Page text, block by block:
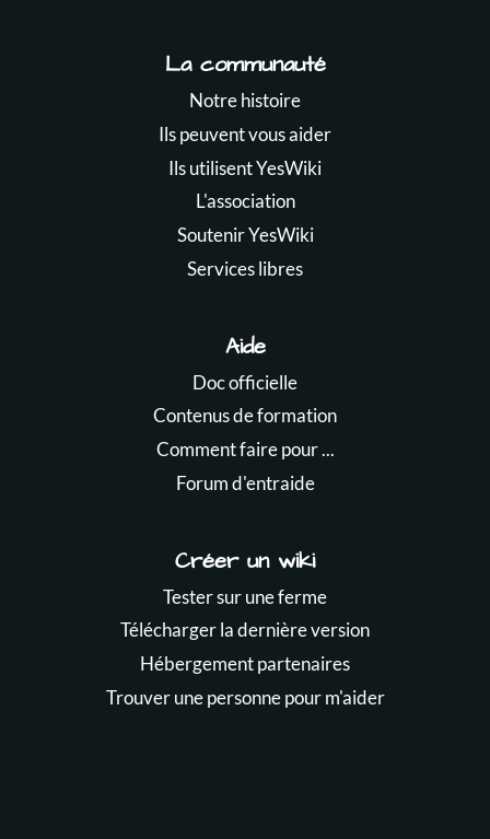
La communauté
Notre histoire
Ils peuvent vous aider
Ils utilisent YesWiki
L'association
Soutenir YesWiki
Services libres
Aide
Doc officielle
Contenus de formation
Comment faire pour ...
Forum d'entraide
Créer un wiki
Tester sur une ferme
Télécharger la dernière version
Hébergement partenaires
Trouver une personne pour m'aider